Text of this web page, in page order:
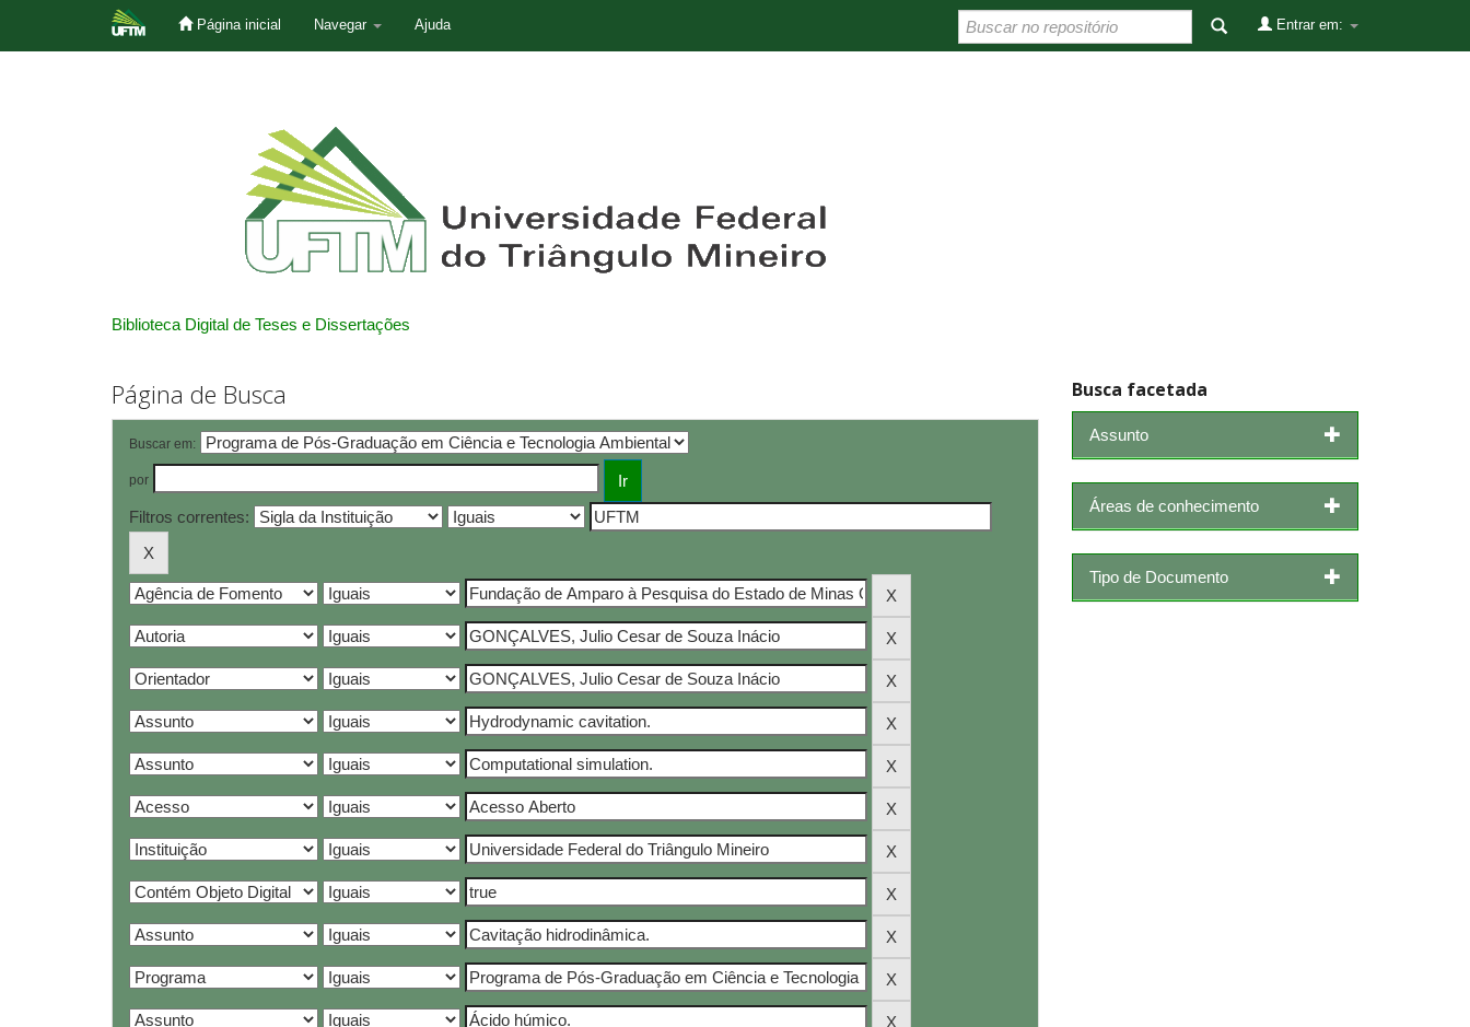
Página inicial Navegar Ajuda Entrar em:
Biblioteca Digital de Teses e Dissertações
Página de Busca
Buscar em:
por
Filtros correntes:
Busca facetada
Assunto
Áreas de conhecimento
Tipo de Documento